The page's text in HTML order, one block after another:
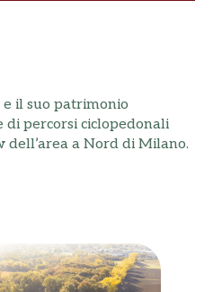
il suo patrimonio
di percorsi ciclopedonali
dell’area a Nord di Milano.